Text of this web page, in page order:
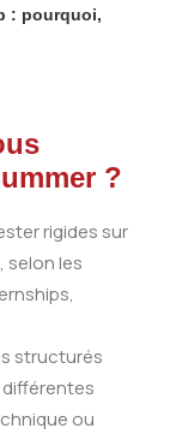
: pourquoi,
?
rigides sur
selon les
structurés
différentes
ou